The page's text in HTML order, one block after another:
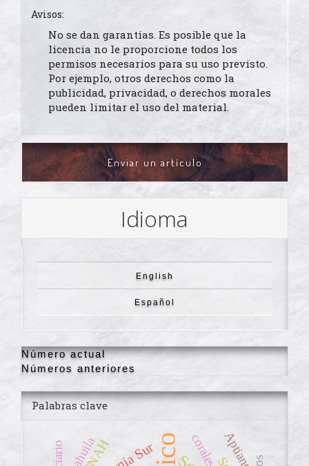
Avisos:
No se dan garantías. Es posible que la
licencia no le proporcione todos los
permisos necesarios para su uso previsto.
Por ejemplo, otros derechos como la
publicidad, privacidad, o derechos morales
pueden limitar el uso del material.
ENVIAR
UN
ARTÍCULO
Enviar un artículo
Idioma
English
Español
Número actual
Números anteriores
Palabras clave
Aptiano
corales
INAH